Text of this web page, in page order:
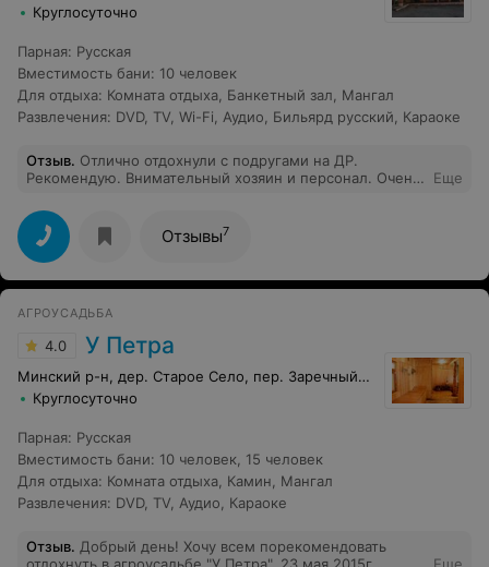
Круглосуточно
Парная: Русская
Вместимость бани: 10 человек
Для отдыха: Комната отдыха Банкетный зал
Мангал
Развлечения: DVD, TV Wi-Fi Аудио Бильярд русский Караоке
Отзыв. Отлично отдохнули с подругами на ДР.
Рекомендую. Внимательный хозяин и персонал. Очень
все, что может понадобиться. Много помещений, за 5
часов не успели попользоваться всем. Прекрасный
отдых.
Еще
Отзывы7
АГРОУСАДЬБА
4.0 У Петра
Минский р-н, дер. Старое Село, пер. Заречный, 11
Круглосуточно
Парная: Русская
Вместимость бани: 10 человек 15 человек
Для отдыха: Комната отдыха Камин
Мангал
Развлечения: DVD, TV Аудио Караоке
Отзыв. Добрый день! Хочу всем порекомендовать
отдохнуть в агроусадьбе "У Петра". 23 мая 2015г
Еще